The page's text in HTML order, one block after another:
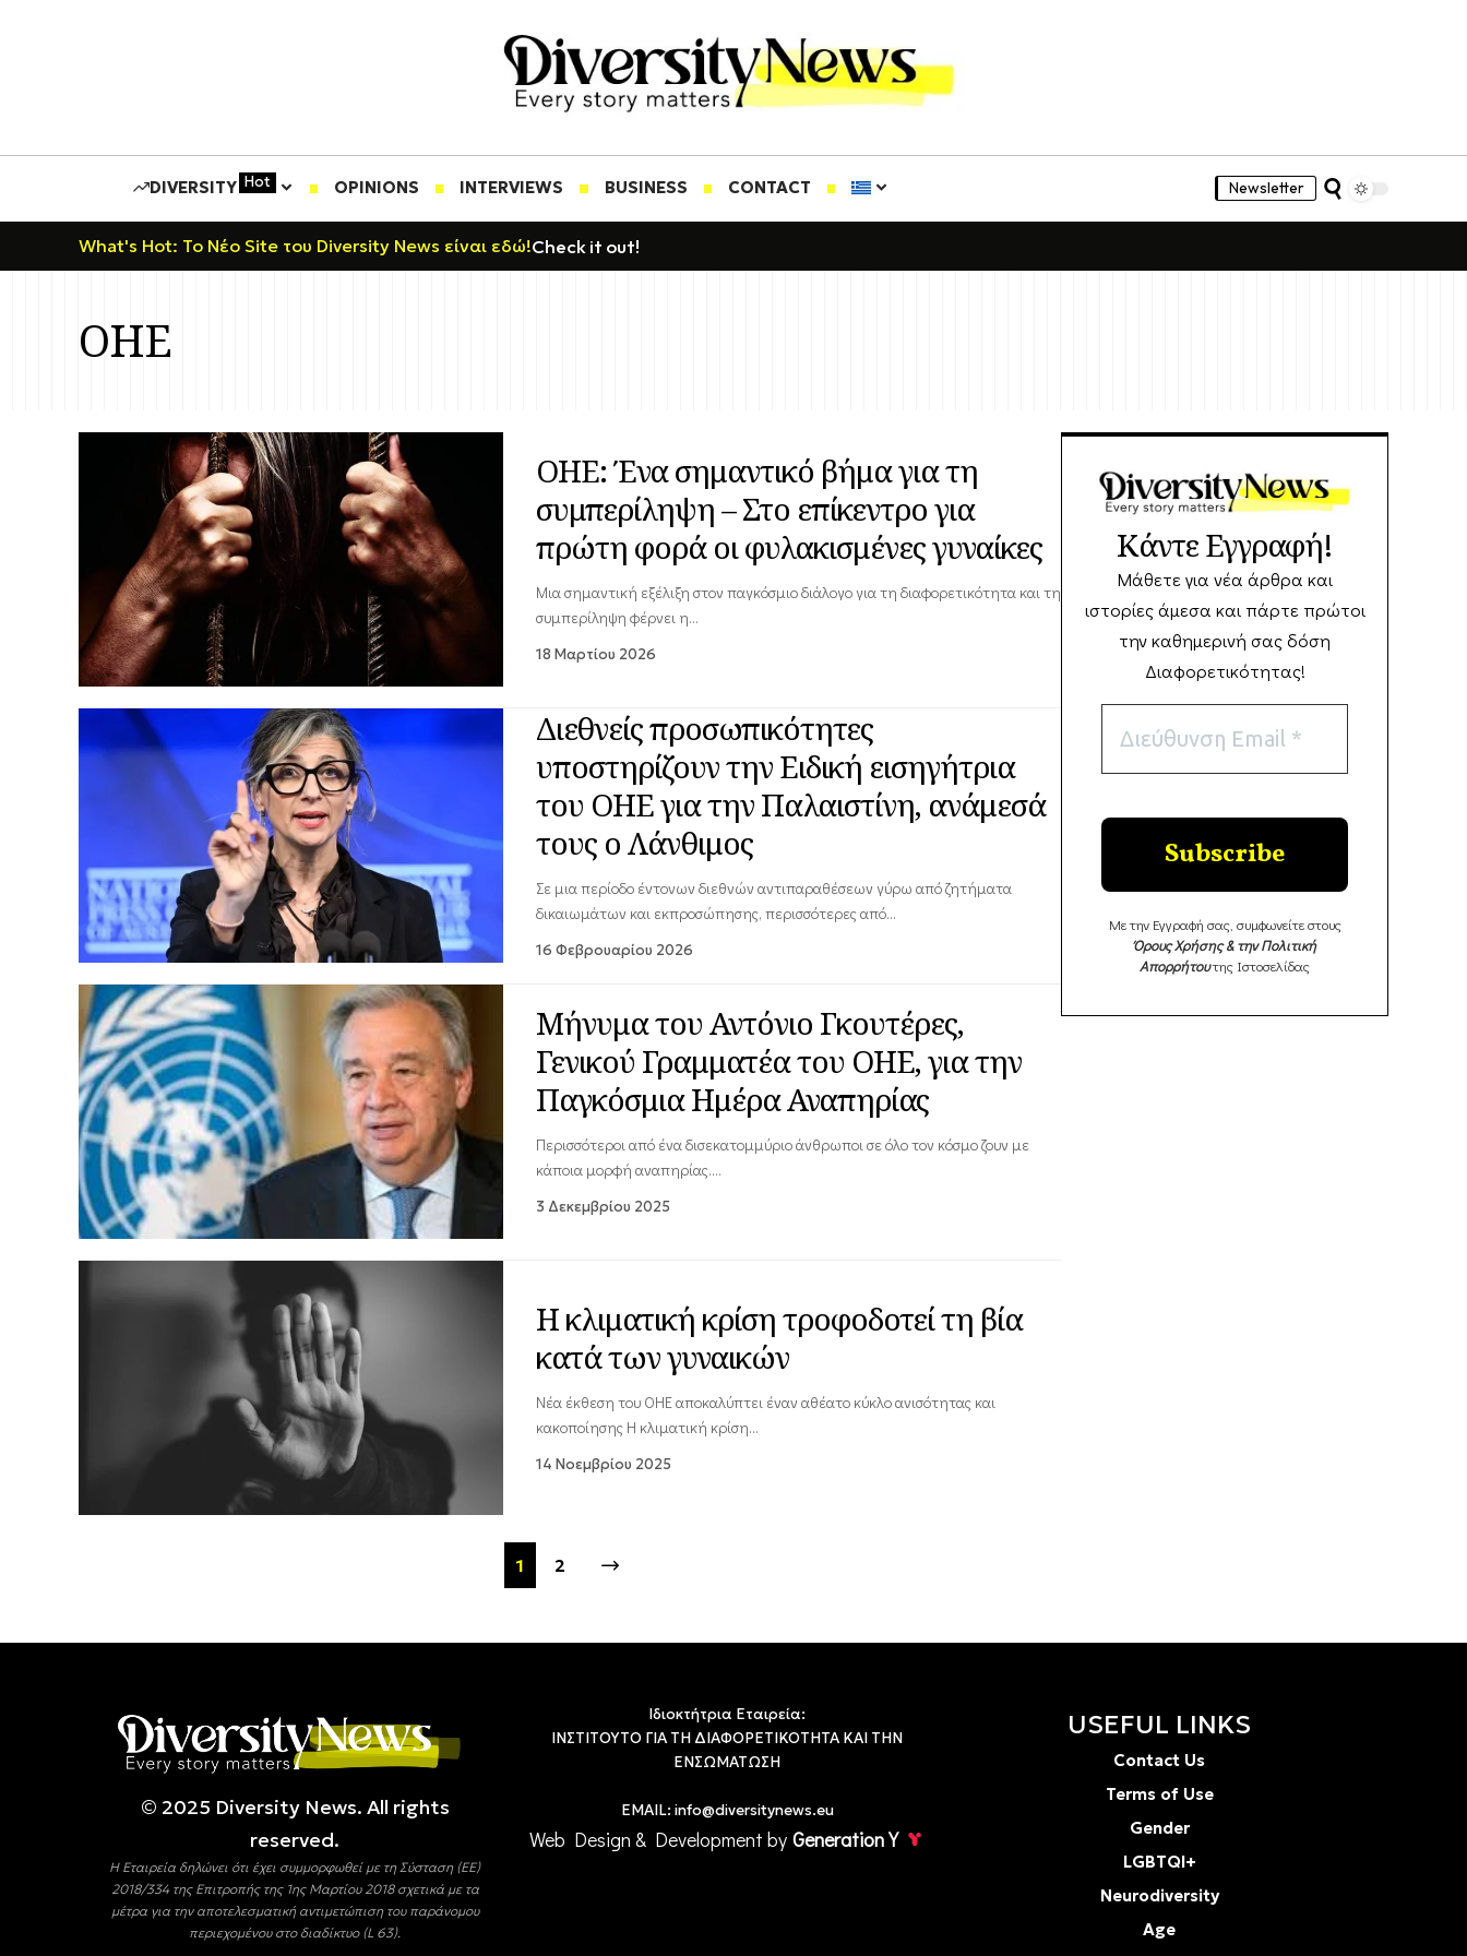
DIVERSITY Hot OPINIONS INTERVIEWS BUSINESS CONTACT Newsletter
What's Hot: Το Νέο Site του Diversity News είναι εδώ!Check it out!
ΟΗΕ
ΟΗΕ: Ένα σημαντικό βήμα για τη
συμπερίληψη – Στο επίκεντρο για
πρώτη φορά οι φυλακισμένες γυναίκες
Μια σημαντική εξέλιξη στον παγκόσμιο διάλογο για τη διαφορετικότητα και τη
συμπερίληψη φέρνει η…
18 Μαρτίου 2026
Διεθνείς προσωπικότητες
υποστηρίζουν την Ειδική εισηγήτρια
του ΟΗΕ για την Παλαιστίνη, ανάμεσά
τους ο Λάνθιμος
Σε μια περίοδο έντονων διεθνών αντιπαραθέσεων γύρω από ζητήματα
δικαιωμάτων και εκπροσώπησης, περισσότερες από…
16 Φεβρουαρίου 2026
Μήνυμα του Αντόνιο Γκουτέρες,
Γενικού Γραμματέα του ΟΗΕ, για την
Παγκόσμια Ημέρα Αναπηρίας
Περισσότεροι από ένα δισεκατομμύριο άνθρωποι σε όλο τον κόσμο ζουν με
κάποια μορφή αναπηρίας.…
3 Δεκεμβρίου 2025
Η κλιματική κρίση τροφοδοτεί τη βία
κατά των γυναικών
Νέα έκθεση του ΟΗΕ αποκαλύπτει έναν αθέατο κύκλο ανισότητας και
κακοποίησης Η κλιματική κρίση…
14 Νοεμβρίου 2025
1 2
Κάντε Εγγραφή!
Μάθετε για νέα άρθρα και
ιστορίες άμεσα και πάρτε πρώτοι
την καθημερινή σας δόση
Διαφορετικότητας!
Με την Εγγραφή σας, συμφωνείτε στους
Όρους Χρήσης & την Πολιτική
Απορρήτουτης Ιστοσελίδας
© 2025 Diversity Νews. All rights
reserved.
Η Εταιρεία δηλώνει ότι έχει συμμορφωθεί με τη Σύσταση (ΕΕ)
2018/334 της Επιτροπής της 1ης Μαρτίου 2018 σχετικά με τα
μέτρα για την αποτελεσματική αντιμετώπιση του παράνομου
περιεχομένου στο διαδίκτυο (L 63).
Ιδιοκτήτρια Εταιρεία:
ΙΝΣΤΙΤΟΥΤΟ ΓΙΑ ΤΗ ΔΙΑΦΟΡΕΤΙΚΟΤΗΤΑ ΚΑΙ ΤΗΝ
ΕΝΣΩΜΑΤΩΣΗ
EMAIL: info@diversitynews.eu
Web Design & Development by Generation Y
USEFUL LINKS
Contact Us
Terms of Use
Gender
LGBTQI+
Neurodiversity
Age